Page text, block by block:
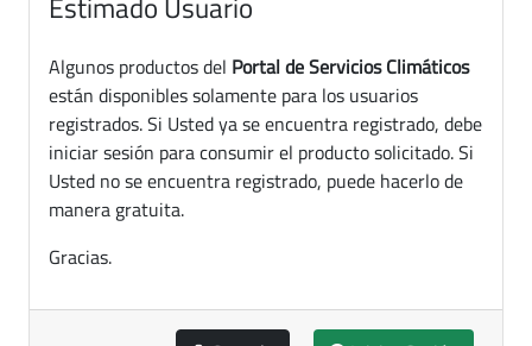
Algunos productos del Portal de Servicios Climáticos
están disponibles solamente para los usuarios
registrados. Si Usted ya se encuentra registrado, debe
iniciar sesión para consumir el producto solicitado. Si
Usted no se encuentra registrado, puede hacerlo de
manera gratuita.
Gracias.